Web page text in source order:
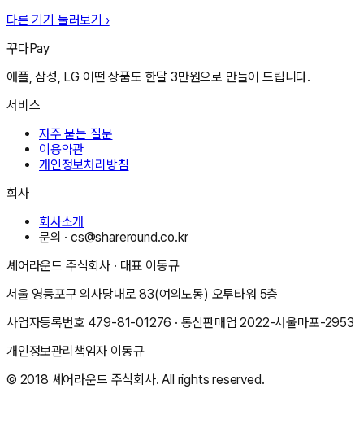
다른 기기 둘러보기 ›
꾸다Pay
애플, 삼성, LG 어떤 상품도 한달 3만원으로 만들어 드립니다.
서비스
자주 묻는 질문
이용약관
개인정보처리방침
회사
회사소개
문의 ·cs@shareround.co.kr
셰어라운드 주식회사 · 대표 이동규
서울 영등포구 의사당대로 83(여의도동) 오투타워 5층
사업자등록번호 479-81-01276 · 통신판매업2022-서울마포-2953
개인정보관리책임자 이동규
© 2018 셰어라운드 주식회사. All rights reserved.